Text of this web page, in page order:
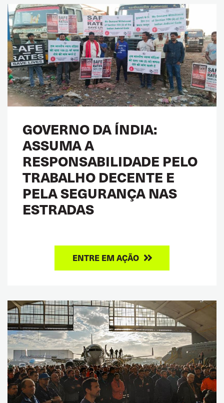
GOVERNO DA ÍNDIA:
ASSUMA A
RESPONSABILIDADE PELO
TRABALHO DECENTE E
PELA SEGURANÇA NAS
ESTRADAS
ENTRE EM AÇÃO